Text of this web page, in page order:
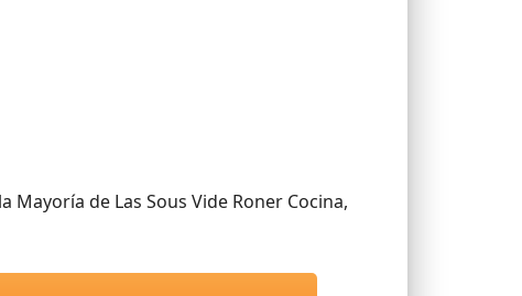
Mayoría de Las Sous Vide Roner Cocina,